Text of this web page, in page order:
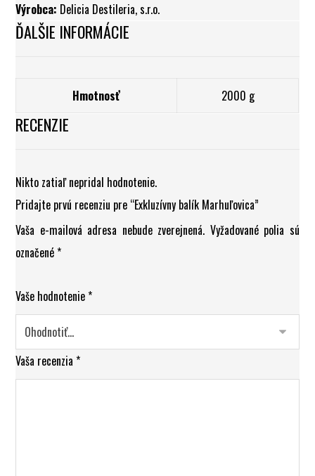
Výrobca: Delicia Destileria, s.r.o.
ĎALŠIE INFORMÁCIE
Hmotnosť 2000 g
RECENZIE
Nikto zatiaľ nepridal hodnotenie.
Pridajte prvú recenziu pre “Exkluzívny balík Marhuľovica”
Vaša e-mailová adresa nebude zverejnená. Vyžadované polia sú
označené*
Vaše hodnotenie*
Vaša recenzia*